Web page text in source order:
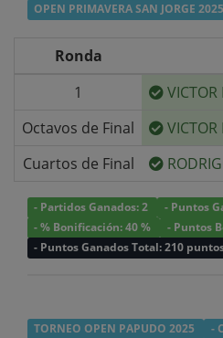
OPEN PRIMAVERA SAN JORGE 2025
Ronda
1
Octavos de Final
Cuartos de Final
- Partidos Ganados: 2
- Puntos
- % Bonificación: 40 %
- Puntos
- Puntos Ganados Total: 210
TORNEO OPEN PAPUDO 2025 -